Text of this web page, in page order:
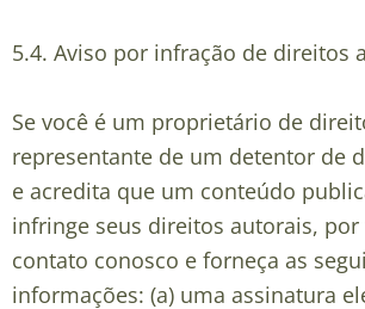
5.4. Aviso por infração de direitos
Se você é um proprietário de
representante de um detentor de
e acredita que um conteúdo
infringe seus direitos autorais,
contato conosco e forneça as
informações: (a) uma assinatura